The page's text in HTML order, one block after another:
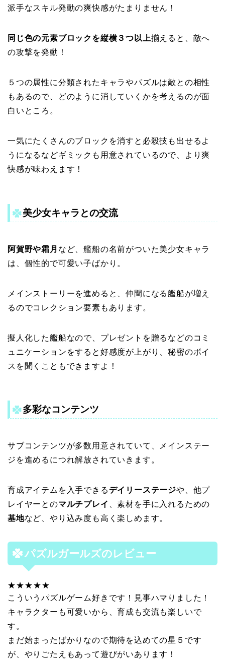
派手なスキル発動の爽快感がたまりません！
同じ色の元素ブロックを縦横３つ以上揃えると、敵へ
の攻撃を発動！
５つの属性に分類されたキャラやパズルは敵との相性
もあるので、どのように消していくかを考えるのが面
白いところ。
一気にたくさんのブロックを消すと必殺技も出せるよ
うになるなどギミックも用意されているので、より爽
快感が味わえます！
美少女キャラとの交流
阿賀野や霜月 など、艦船の名前がついた美少女キャラ
は、個性的で可愛い子ばかり。
メインストーリーを進めると、仲間になる艦船が増え
るのでコレクション要素もあります。
擬人化した艦船なので、プレゼントを贈るなどのコミ
ュニケーションをすると好感度が上がり、秘密のボイ
スを聞くこともできますよ！
多彩なコンテンツ
サブコンテンツが多数用意されていて、メインステー
ジを進めるにつれ解放されていきます。
育成アイテムを入手できるデイリーステージや、他プ
レイヤーとのマルチプレイ
、素材を手に入れるための
基地など、やり込み度も高く楽しめます。
パズルガールズのレビュー
★★★★★
こういうパズルゲーム好きです！見事ハマりました！
キャラクターも可愛いから、育成も交流も楽しいで
す。
まだ始まったばかりなので期待を込めての星５です
が、やりごたえもあって遊びがいあります！